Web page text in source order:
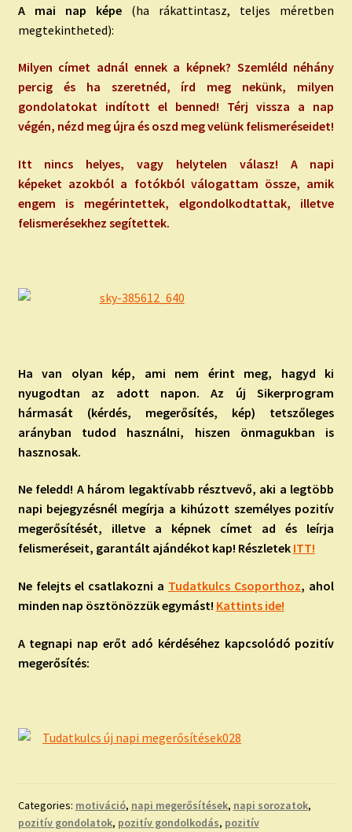
A mai nap képe (ha rákattintasz, teljes méretben
megtekintheted):
Milyen címet adnál ennek a képnek? Szemléld néhány
percig és ha szeretnéd, írd meg nekünk, milyen
gondolatokat indított el benned! Térj vissza a nap
végén, nézd meg újra és oszd meg velünk felismeréseidet!
Itt nincs helyes, vagy helytelen válasz! A napi
képeket azokból a fotókból válogattam össze, amik
engem is megérintettek, elgondolkodtattak, illetve
felismerésekhez segítettek.
Ha van olyan kép, ami nem érint meg, hagyd ki
nyugodtan az adott napon. Az új Sikerprogram
hármasát (kérdés, megerősítés, kép) tetszőleges
arányban tudod használni, hiszen önmagukban is
hasznosak.
Ne feledd! A három legaktívabb résztvevő, aki a legtöbb
napi bejegyzésnél megírja a kihúzott személyes pozitív
megerősítését, illetve a képnek címet ad és leírja
felismeréseit, garantált ajándékot kap! Részletek ITT!
Ne felejts el csatlakozni a Tudatkulcs Csoporthoz, ahol
minden nap ösztönözzük egymást! Kattints ide!
A tegnapi nap erőt adó kérdéséhez kapcsolódó pozitív
megerősítés:
Categories: motiváció, napi megerősítések, napi sorozatok,
pozitív gondolatok, pozitív gondolkodás, pozitív